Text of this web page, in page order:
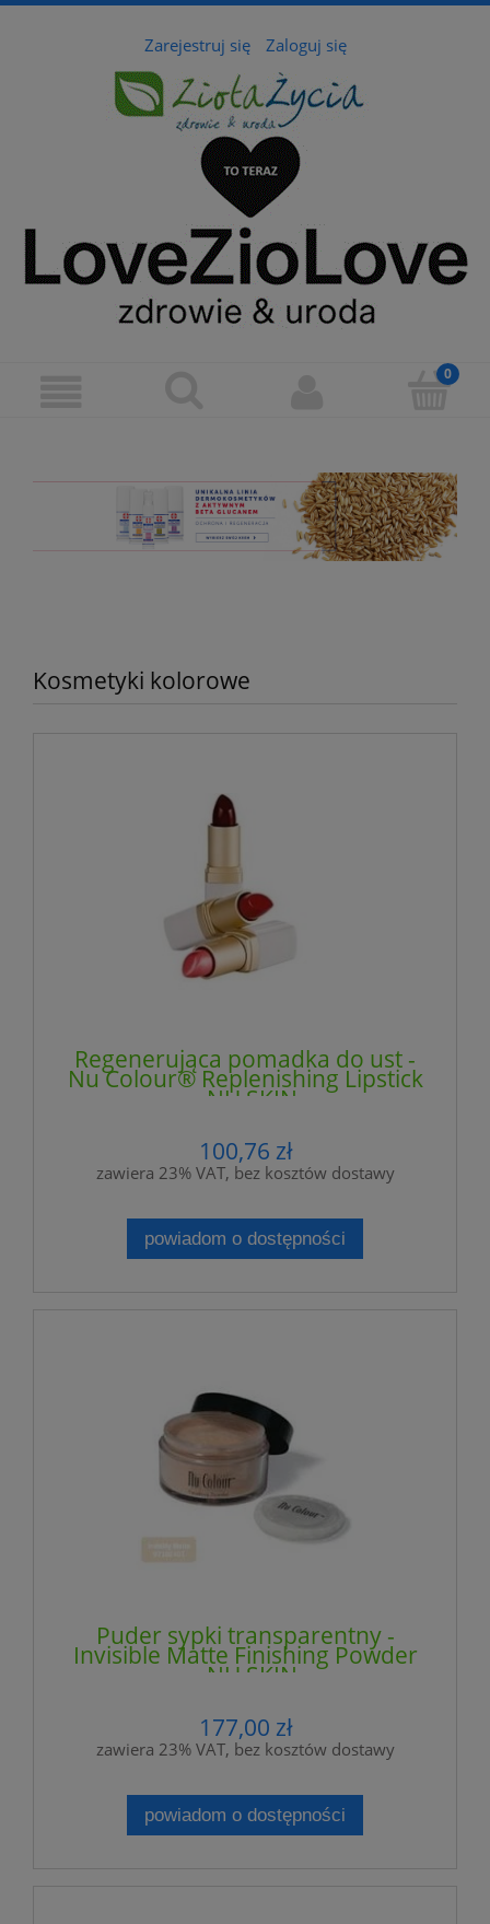
Zarejestruj się Zaloguj się
Kosmetyki kolorowe
Regenerująca pomadka do ust -
Nu Colour® Replenishing Lipstick
- NU SKIN
100,76 zł
zawiera 23% VAT, bez kosztów dostawy
powiadom o dostępności
Puder sypki transparentny -
Invisible Matte Finishing Powder
- NU SKIN
177,00 zł
zawiera 23% VAT, bez kosztów dostawy
powiadom o dostępności